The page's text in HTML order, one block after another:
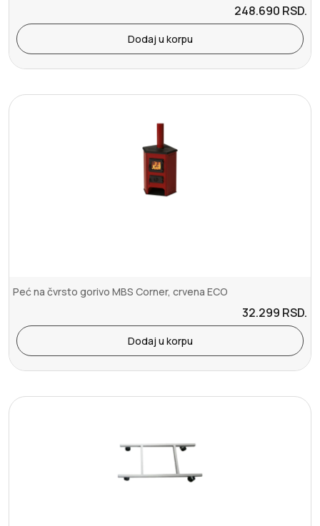
248.690 RSD.
Dodaj u korpu
Peć na čvrsto gorivo MBS Corner, crvena ECO
32.299 RSD.
Dodaj u korpu